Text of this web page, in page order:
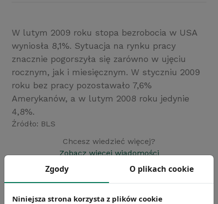
W lutym 2009 roku stopa bezrobocia w USA
wyniosła 8,1%. Sytuacja na rynku pracy
znacznie pogorszyła się zarówno w ujęciu
rocznym, jak i miesięcznym. W styczniu 2009
roku bez pracy pozostawało 7,6%
Amerykanów, a w lutym 2008 roku jedynie
4,8%.
Źródło: BLS
Chcesz wiedzieć więcej?
Zobacz więcej wiadomości
Zgody O plikach cookie
Niniejsza strona korzysta z plików cookie